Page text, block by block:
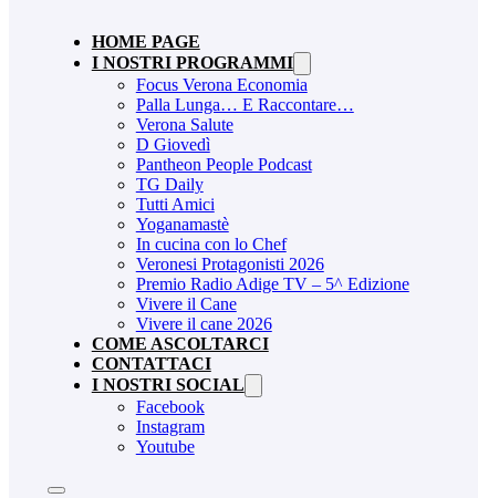
HOME PAGE
I NOSTRI PROGRAMMI
Focus Verona Economia
Palla Lunga… E Raccontare…
Verona Salute
D Giovedì
Pantheon People Podcast
TG Daily
Tutti Amici
Yoganamastè
In cucina con lo Chef
Veronesi Protagonisti 2026
Premio Radio Adige TV – 5^ Edizione
Vivere il Cane
Vivere il cane 2026
COME ASCOLTARCI
CONTATTACI
I NOSTRI SOCIAL
Facebook
Instagram
Youtube